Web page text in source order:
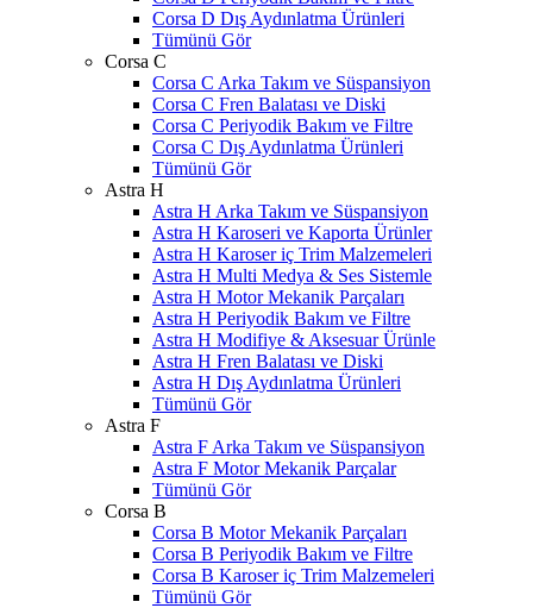
Corsa D Dış Aydınlatma Ürünleri
Tümünü Gör
Corsa C
Corsa C Arka Takım ve Süspansiyon
Corsa C Fren Balatası ve Diski
Corsa C Periyodik Bakım ve Filtre
Corsa C Dış Aydınlatma Ürünleri
Tümünü Gör
Astra H
Astra H Arka Takım ve Süspansiyon
Astra H Karoseri ve Kaporta Ürünler
Astra H Karoser iç Trim Malzemeleri
Astra H Multi Medya & Ses Sistemle
Astra H Motor Mekanik Parçaları
Astra H Periyodik Bakım ve Filtre
Astra H Modifiye & Aksesuar Ürünle
Astra H Fren Balatası ve Diski
Astra H Dış Aydınlatma Ürünleri
Tümünü Gör
Astra F
Astra F Arka Takım ve Süspansiyon
Astra F Motor Mekanik Parçalar
Tümünü Gör
Corsa B
Corsa B Motor Mekanik Parçaları
Corsa B Periyodik Bakım ve Filtre
Corsa B Karoser iç Trim Malzemeleri
Tümünü Gör